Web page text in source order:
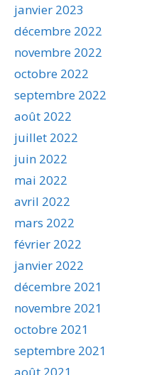
janvier 2023
décembre 2022
novembre 2022
octobre 2022
septembre 2022
août 2022
juillet 2022
juin 2022
mai 2022
avril 2022
mars 2022
février 2022
janvier 2022
décembre 2021
novembre 2021
octobre 2021
septembre 2021